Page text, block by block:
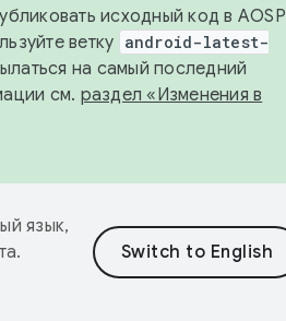
исходный код в AOSP
ветку android-latest-
на самый последний
см. раздел «Изменения в
язык,